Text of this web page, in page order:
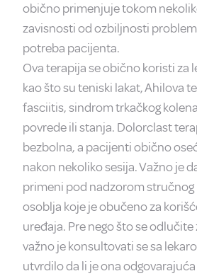
obično primenjuje tokom
zavisnosti od ozbiljnosti
potreba pacijenta.
Ova terapija se obično koristi za
kao što su teniski lakat, Ahilova
fasciitis, sindrom trkačkog
povrede ili stanja. Dolorclast
bezbolna, a pacijenti obično
nakon nekoliko sesija. Važno je
primeni pod nadzorom
osoblja koje je obučeno za
uređaja. Pre nego što se
važno je konsultovati se sa
utvrdilo da li je ona odgovarajuća